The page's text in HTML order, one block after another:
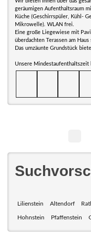
geräumigen Aufenthaltsraum
Küche (Geschirrspüler, Kühl-
Mikrowelle). WLAN frei.
Eine große Liegewiese mit
überdachten Terassen am
Das umzäunte Grundstück
Unsere Mindestaufenthaltszeit
Lilienstein Altendorf
Hohnstein Pfaffenstein